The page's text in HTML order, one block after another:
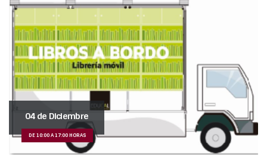
04 de Diciembre
DE 10:00 A 17:00 HORAS